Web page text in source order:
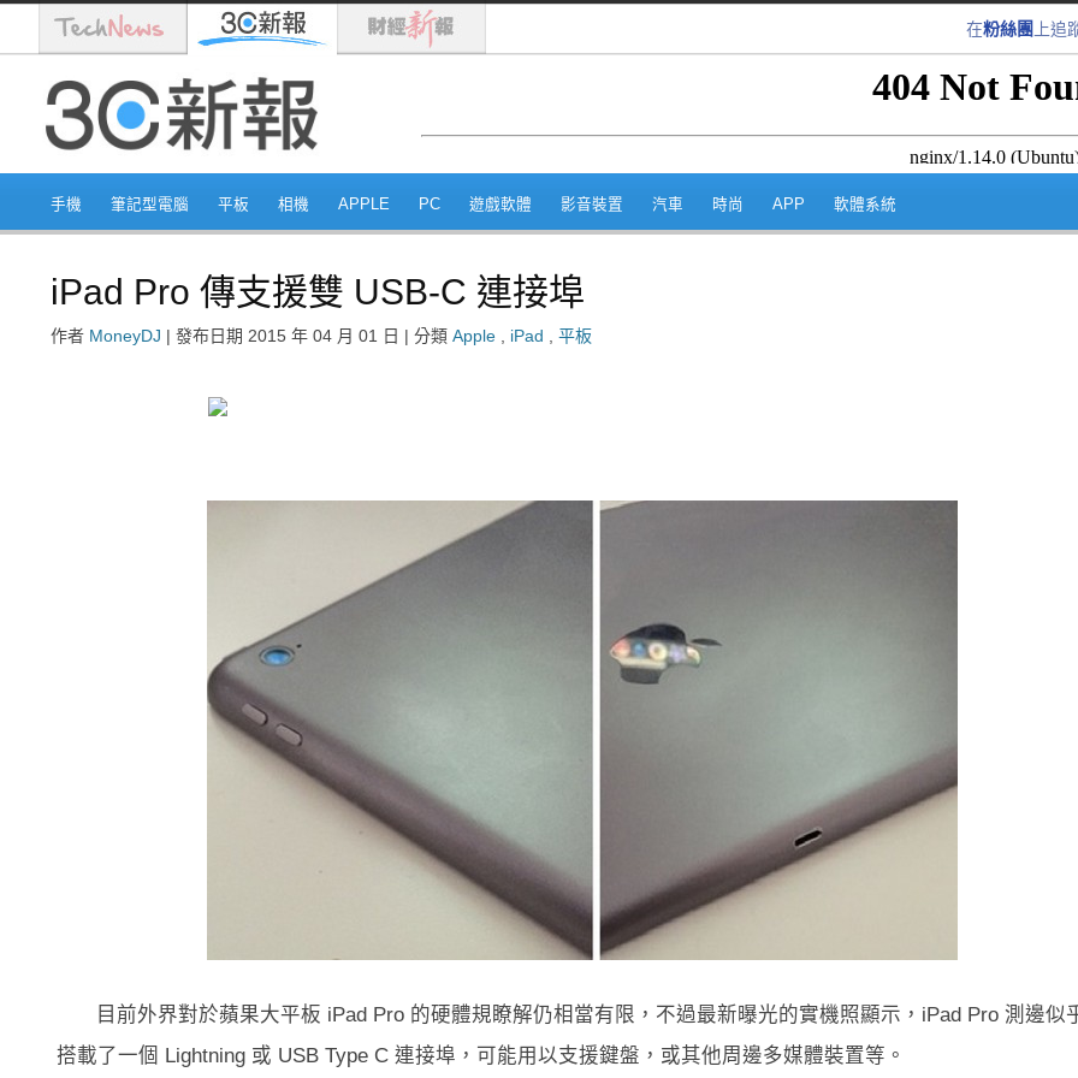
在粉絲團 上追
跳至內容區
手機 筆記型電腦 平板 相機 APPLE PC 遊戲軟體 影音裝置 汽車 時尚 APP 軟體系統
iPad Pro 傳支援雙 USB-C 連接埠
作者 MoneyDJ | 發布日期 2015 年 04 月 01 日 | 分類 Apple iPad 平板
目前外界對於蘋果大平板 iPad Pro 的硬體規瞭解仍相當有限，不過最新曝光的實機照顯示，iPad Pro 測邊似
搭載了一個 Lightning 或 USB Type C 連接埠，可能用以支援鍵盤，或其他周邊多媒體裝置等。